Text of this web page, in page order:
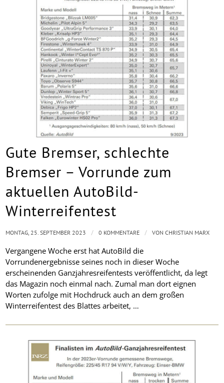
Gute Bremser, schlechte
Bremser – Vorrunde zum
aktuellen AutoBild-
Winterreifentest
Vergangene Woche erst hat AutoBild die
Vorrundenergebnisse seines noch in dieser Woche
erscheinenden Ganzjahresreifentests veröffentlicht, da legt
das Magazin noch einmal nach. Zumal man dort eignen
Worten zufolge mit Hochdruck auch an dem großen
Winterreifentest des Blattes arbeitet, …
MONTAG, 25. SEPTEMBER 2023 / 0 KOMMENTARE / VONCHRISTIAN MARX